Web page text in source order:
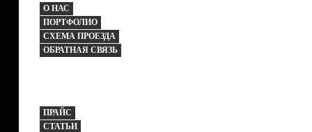
О НАС
ПОРТФОЛИО
СХЕМА ПРОЕЗДА
ОБРАТНАЯ СВЯЗЬ
ПРАЙС
СТАТЬИ